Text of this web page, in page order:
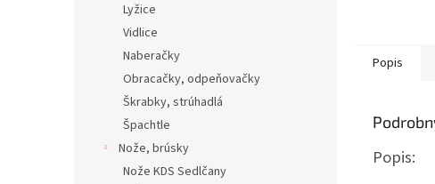
Lyžice
Vidlice
Naberačky
Obracačky, odpeňovačky
Škrabky, strúhadlá
Špachtle
Nože, brúsky
Nože KDS Sedlčany
Popis
Popis: